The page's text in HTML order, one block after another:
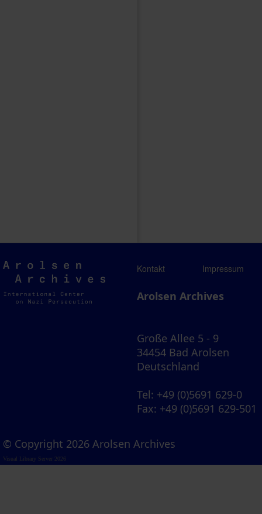
Arolsen
Archives
Kontakt Impressum
Arolsen Archives
Große Allee 5 - 9
34454 Bad Arolsen
Deutschland
Tel: +49 (0)5691 629-0
Fax: +49 (0)5691 629-501
© Copyright 2026 Arolsen Archives
Visual Library Server 2026